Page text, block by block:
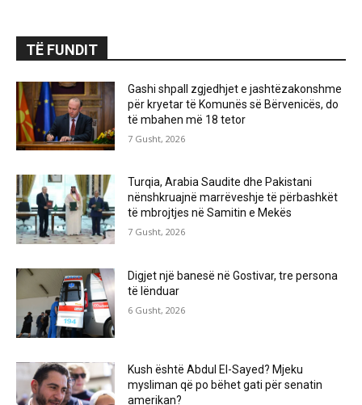
TË FUNDIT
Gashi shpall zgjedhjet e jashtëzakonshme
për kryetar të Komunës së Bërvenicës, do
të mbahen më 18 tetor
7 Gusht, 2026
Turqia, Arabia Saudite dhe Pakistani
nënshkruajnë marrëveshje të përbashkët
të mbrojtjes në Samitin e Mekës
7 Gusht, 2026
Digjet një banesë në Gostivar, tre persona
të lënduar
6 Gusht, 2026
Kush është Abdul El-Sayed? Mjeku
mysliman që po bëhet gati për senatin
amerikan?